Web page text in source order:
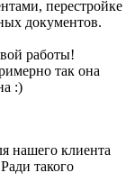
перестройке
документов.
работы!
так она
:)
нашего клиента
Ради такого